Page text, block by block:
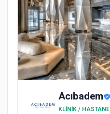
Acıbadem
KLINIK / HASTANE